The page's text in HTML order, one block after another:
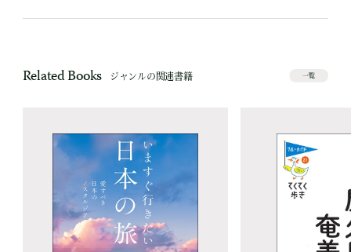
Related Books ジャンルの関連書籍 一覧